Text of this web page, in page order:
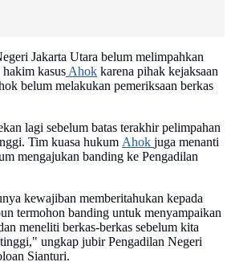
Jakarta Utara belum melimpahkan
hakim kasusAhok karena pihak kejaksaan
belum melakukan pemeriksaan berkas
lagi sebelum batas terakhir pelimpahan
Tim kuasa hukum Ahok juga menanti
mengajukan banding ke Pengadilan
kewajiban memberitahukan kepada
termohon banding untuk menyampaikan
meneliti berkas-berkas sebelum kita
ungkap jubir Pengadilan Negeri
Sianturi.